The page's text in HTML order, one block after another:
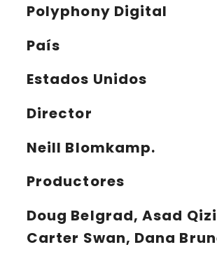
Polyphony Digital
País
Estados Unidos
Director
Neill Blomkamp.
Productores
Doug Belgrad, Asad
Carter Swan, Dana